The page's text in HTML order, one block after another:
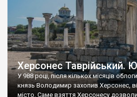
Херсонес Таврійський.
У 988 році, після кількох місяців
князь Володимир захопив Херсонес,
місто. Саме взяття Херсонесу